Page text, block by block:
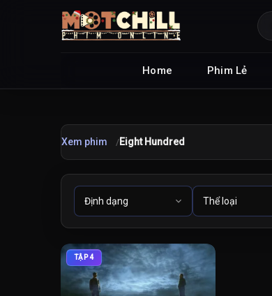
Home Phim Lẻ
Xem phim Eight Hundred
TẬP 4